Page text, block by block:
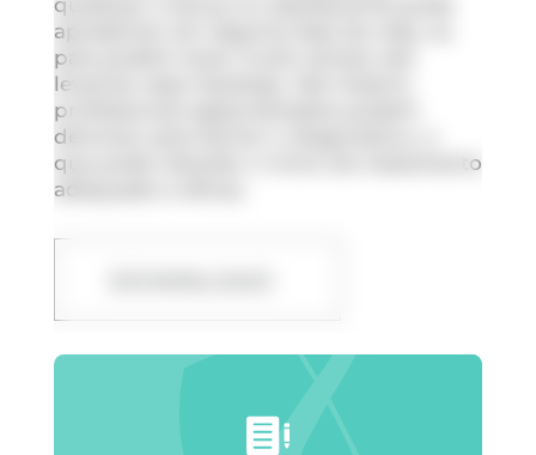
qualquer criança ou adolescente pode
apresentar em alguma fase da vida, os
pais podem levar muito tempo até
levantar essa hipótese. Até mesmo
profissionais especializados podem
demorar para fechar o diagnóstico, o
que pode retardar o início do tratamento
adequado e eficaz.